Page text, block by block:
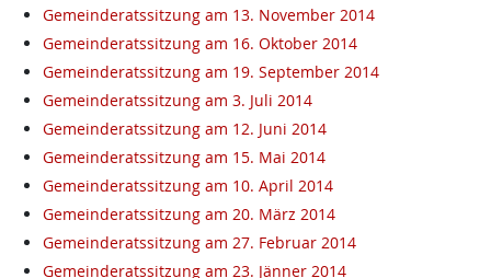
Gemeinderatssitzung am 13. November 2014
Gemeinderatssitzung am 16. Oktober 2014
Gemeinderatssitzung am 19. September 2014
Gemeinderatssitzung am 3. Juli 2014
Gemeinderatssitzung am 12. Juni 2014
Gemeinderatssitzung am 15. Mai 2014
Gemeinderatssitzung am 10. April 2014
Gemeinderatssitzung am 20. März 2014
Gemeinderatssitzung am 27. Februar 2014
Gemeinderatssitzung am 23. Jänner 2014